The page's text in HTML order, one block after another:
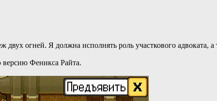
двух огней. Я должна исполнять роль участкового адвоката,
версию Феникса Райта.